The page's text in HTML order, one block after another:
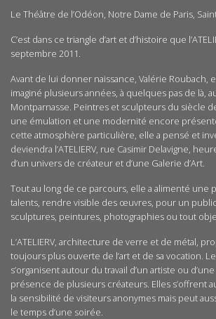
Le Théâtre de l’Odéon, Notre Dame de Paris,
C’est dans ce triangle d’art et d’histoire que
septembre 2011.
Avant de lui donner naissance, Valérie Roubach,
imaginé plusieurs années, à quelques pas de là,
Montparnasse. Peintres et sculpteurs du siècle
une émulation et une modernité encore
cette atmosphère particulière, elle a pensé et
deviendra l’ATELIERV, rue Casimir Delavigne,
d’un univers de créateur et d’une Galerie d’Art.
Tout au long de ce parcours, elle a alimenté une
talents, rendre visible des œuvres, pour un
sculptures, peintures, photographies ou tout
L’ATELIERV, architecture de verre et de métal,
toujours plus ouverte de l’art et de sa vocation.
s’organisent autour du travail d’un artiste ou
présence de plusieurs créateurs. Elles s’offrent
la sensibilité de visiteurs anonymes mais peut
le temps d’une soirée.